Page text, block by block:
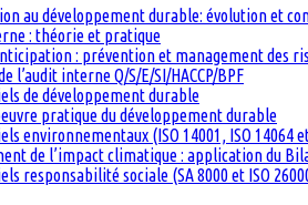
au développement durable: évolution et
: théorie et pratique
: prévention et management des
l’audit interne Q/S/E/SI/HACCP/BPF
de développement durable
pratique du développement durable
environnementaux (ISO 14001, ISO 14064
de l’impact climatique : application du
responsabilité sociale (SA 8000 et ISO